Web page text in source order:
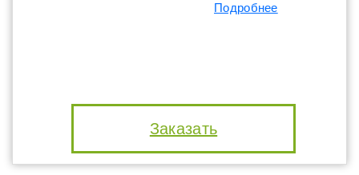
Подробнее
Заказать